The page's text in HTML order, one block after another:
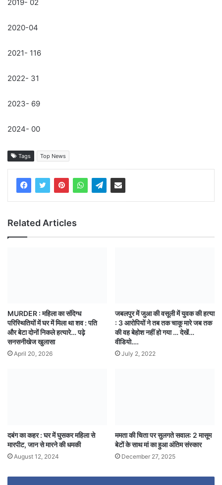
2019- 02
2020-04
2021- 116
2022- 31
2023- 69
2024- 00
Tags Top News
Related Articles
MURDER : महिला का संदिग्ध
परिस्थितियों में घर में मिला था शव : पति
और बेटा दोनों निकले हत्यारे… पढ़े
सनसनीखेज खुलासा
April 20, 2026
जबलपुर में जुआ की वसूली में युवक की हत्या
: 3 आरोपियों ने तब तक चाकू मारे जब तक
की वह बेहोश नहीं हो गया … देखें…
वीडियो….
July 2, 2022
दबंग का कहर : घर में घुसकर महिला से
मारपीट, जान से मारने की धमकी
August 12, 2024
ममता की चिता पर सुलगते सवाल: 2 मासूम
बेटों के साथ मां का हुआ अंतिम संस्कार
December 27, 2025